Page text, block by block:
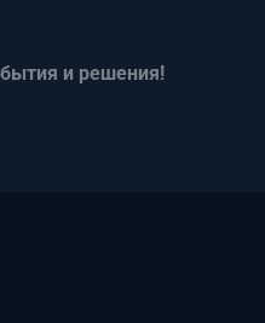
и решения!